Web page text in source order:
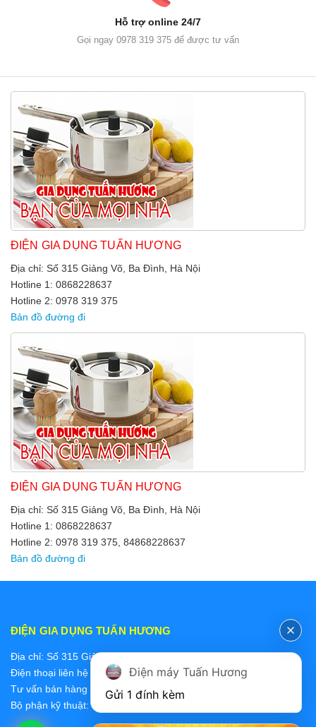
Hỗ trợ online 24/7
Gọi ngay 0978 319 375 để được tư vấn
ĐIỆN GIA DỤNG TUẤN HƯƠNG
Địa chỉ: Số 315 Giảng Võ, Ba Đình, Hà Nội
Hotline 1: 0868228637
Hotline 2: 0978 319 375
Bản đồ đường đi
ĐIỆN GIA DỤNG TUẤN HƯƠNG
Địa chỉ: Số 315 Giảng Võ, Ba Đình, Hà Nội
Hotline 1: 0868228637
Hotline 2: 0978 319 375, 84868228637
Bản đồ đường đi
ĐIỆN GIA DỤNG TUẤN HƯƠNG
Địa chỉ: Số 315 Giảng Võ, Ba Đình, Hà Nội
Điện thoại liên hệ các bộ phận:
Tư vấn bán hàng 2: 0868228637
Bộ phận kỹ thuật: 0978 319 375
Điện máy Tuấn Hương
Gửi 1 đính kèm